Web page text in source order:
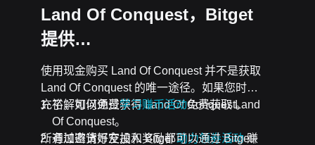
Land Of Conquest，Bitget
提供…
使用现金购买 Land Of Conquest 并不是获取
Land Of Conquest 的唯一途径。如果您时间
充裕，可以免费获得 Land Of Conquest。
了解如何通过学习赚币活动免费获取 Land
Of Conquest。
通过邀请好友加入 Bitget助力领券活动赚
所有加密货币空投和奖励都可以通过 Bitget